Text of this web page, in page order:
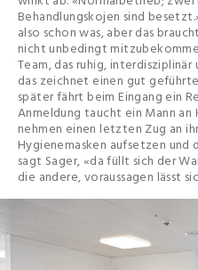
Behandlungskojen sind
also schon was, aber das
nicht unbedingt
Team, das ruhig,
das zeichnet einen gut
später fährt beim Eingang ein
Anmeldung taucht ein Mann an
nehmen einen letzten Zug an
Hygienemasken aufsetzen und
sagt Sager, «da füllt sich der
die andere, voraussagen lässt